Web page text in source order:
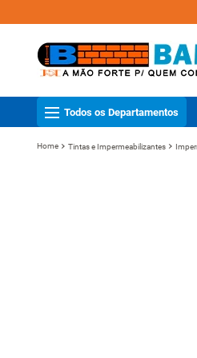
Todos os Departamentos
Tintas e Impermeabilizantes